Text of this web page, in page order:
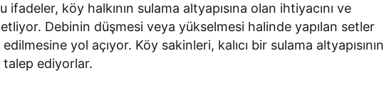
ifadeler, köy halkının sulama altyapısına olan ihtiyacını ve
Debinin düşmesi veya yükselmesi halinde yapılan setler
yol açıyor. Köy sakinleri, kalıcı bir sulama altyapısının
ediyorlar.